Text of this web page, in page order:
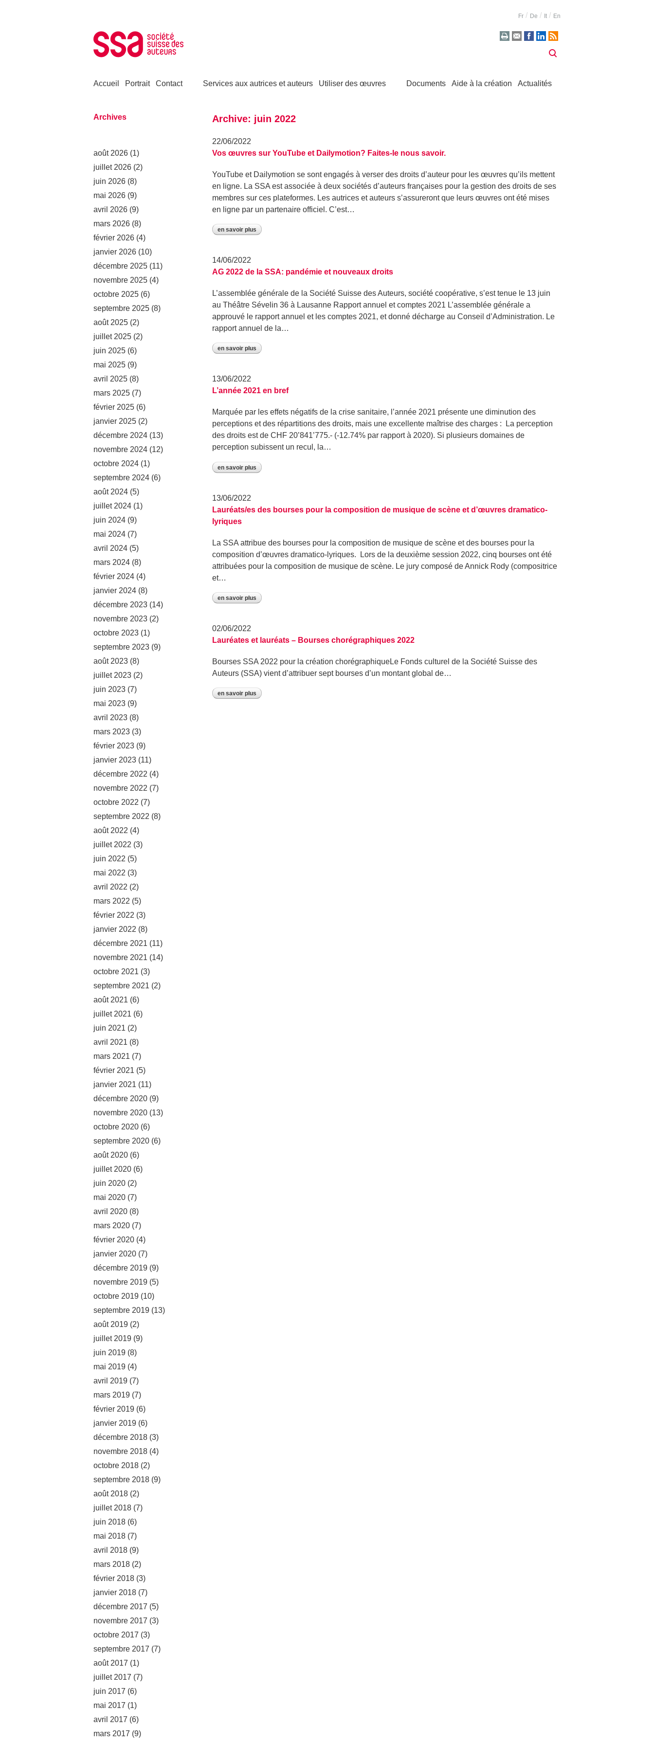
Fr De It En
Accueil Portrait Contact Services aux autrices et auteurs Utiliser des œuvres Documents Aide à la création Actualités
Archives
août 2026 (1)
juillet 2026 (2)
juin 2026 (8)
mai 2026 (9)
avril 2026 (9)
mars 2026 (8)
février 2026 (4)
janvier 2026 (10)
décembre 2025 (11)
novembre 2025 (4)
octobre 2025 (6)
septembre 2025 (8)
août 2025 (2)
juillet 2025 (2)
juin 2025 (6)
mai 2025 (9)
avril 2025 (8)
mars 2025 (7)
février 2025 (6)
janvier 2025 (2)
décembre 2024 (13)
novembre 2024 (12)
octobre 2024 (1)
septembre 2024 (6)
août 2024 (5)
juillet 2024 (1)
juin 2024 (9)
mai 2024 (7)
avril 2024 (5)
mars 2024 (8)
février 2024 (4)
janvier 2024 (8)
décembre 2023 (14)
novembre 2023 (2)
octobre 2023 (1)
septembre 2023 (9)
août 2023 (8)
juillet 2023 (2)
juin 2023 (7)
mai 2023 (9)
avril 2023 (8)
mars 2023 (3)
février 2023 (9)
janvier 2023 (11)
décembre 2022 (4)
novembre 2022 (7)
octobre 2022 (7)
septembre 2022 (8)
août 2022 (4)
juillet 2022 (3)
juin 2022 (5)
mai 2022 (3)
avril 2022 (2)
mars 2022 (5)
février 2022 (3)
janvier 2022 (8)
décembre 2021 (11)
novembre 2021 (14)
octobre 2021 (3)
septembre 2021 (2)
août 2021 (6)
juillet 2021 (6)
juin 2021 (2)
avril 2021 (8)
mars 2021 (7)
février 2021 (5)
janvier 2021 (11)
décembre 2020 (9)
novembre 2020 (13)
octobre 2020 (6)
septembre 2020 (6)
août 2020 (6)
juillet 2020 (6)
juin 2020 (2)
mai 2020 (7)
avril 2020 (8)
mars 2020 (7)
février 2020 (4)
janvier 2020 (7)
décembre 2019 (9)
novembre 2019 (5)
octobre 2019 (10)
septembre 2019 (13)
août 2019 (2)
juillet 2019 (9)
juin 2019 (8)
mai 2019 (4)
avril 2019 (7)
mars 2019 (7)
février 2019 (6)
janvier 2019 (6)
décembre 2018 (3)
novembre 2018 (4)
octobre 2018 (2)
septembre 2018 (9)
août 2018 (2)
juillet 2018 (7)
juin 2018 (6)
mai 2018 (7)
avril 2018 (9)
mars 2018 (2)
février 2018 (3)
janvier 2018 (7)
décembre 2017 (5)
novembre 2017 (3)
octobre 2017 (3)
septembre 2017 (7)
août 2017 (1)
juillet 2017 (7)
juin 2017 (6)
mai 2017 (1)
avril 2017 (6)
mars 2017 (9)
Archive: juin 2022
22/06/2022
Vos œuvres sur YouTube et Dailymotion? Faites-le nous savoir.
YouTube et Dailymotion se sont engagés à verser des droits d’auteur pour les œuvres qu’ils mettent
en ligne. La SSA est associée à deux sociétés d’auteurs françaises pour la gestion des droits de ses
membres sur ces plateformes. Les autrices et auteurs s’assureront que leurs œuvres ont été mises
en ligne par un partenaire officiel. C’est…
en savoir plus
14/06/2022
AG 2022 de la SSA: pandémie et nouveaux droits
L’assemblée générale de la Société Suisse des Auteurs, société coopérative, s’est tenue le 13 juin
au Théâtre Sévelin 36 à Lausanne Rapport annuel et comptes 2021 L’assemblée générale a
approuvé le rapport annuel et les comptes 2021, et donné décharge au Conseil d’Administration. Le
rapport annuel de la…
en savoir plus
13/06/2022
L’année 2021 en bref
Marquée par les effets négatifs de la crise sanitaire, l’année 2021 présente une diminution des
perceptions et des répartitions des droits, mais une excellente maîtrise des charges : La perception
des droits est de CHF 20’841’775.- (-12.74% par rapport à 2020). Si plusieurs domaines de
perception subissent un recul, la…
en savoir plus
13/06/2022
Lauréats/es des bourses pour la composition de musique de scène et d’œuvres dramatico-
lyriques
La SSA attribue des bourses pour la composition de musique de scène et des bourses pour la
composition d’œuvres dramatico-lyriques. Lors de la deuxième session 2022, cinq bourses ont été
attribuées pour la composition de musique de scène. Le jury composé de Annick Rody (compositrice
et…
en savoir plus
02/06/2022
Lauréates et lauréats – Bourses chorégraphiques 2022
Bourses SSA 2022 pour la création chorégraphiqueLe Fonds culturel de la Société Suisse des
Auteurs (SSA) vient d’attribuer sept bourses d’un montant global de…
en savoir plus